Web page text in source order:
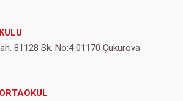
81128 Sk. No:4 01170 Çukurova